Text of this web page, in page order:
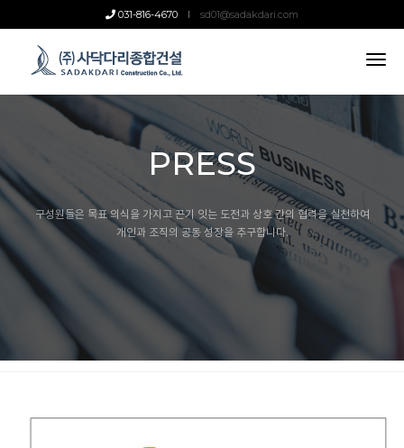
031-816-4670 sd01@sadakdari.com
PRESS
구성원들은 목표 의식을 가지고 끈기 잇는 도전과 상호 간의 협력을 실천하여
개인과 조직의 공동 성장을 추구합니다.